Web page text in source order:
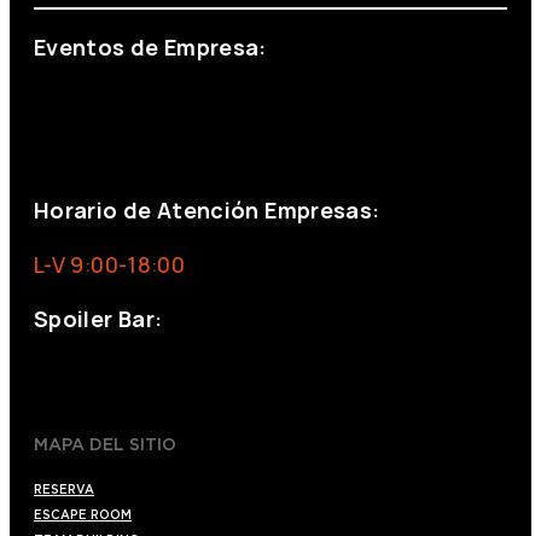
Eventos de Empresa:
Horario de Atención Empresas:
L-V 9:00-18:00
Spoiler Bar:
MAPA DEL SITIO
RESERVA
ESCAPE ROOM